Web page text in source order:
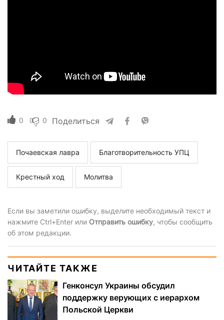
0 0 Поделиться
Почаевская лавра Благотворительность УПЦ
Крестный ход Молитва
Если вы заметили ошибку, выделите необходимый текст и
нажмите Ctrl+Enter или Отправить ошибку, чтобы сообщить
об этом редакции.
ЧИТАЙТЕ ТАКЖЕ
Генконсул Украины обсудил
поддержку верующих с иерархом
Польской Церкви